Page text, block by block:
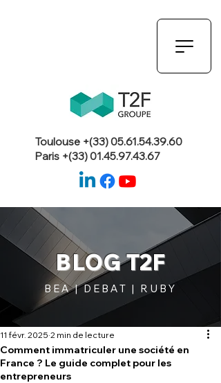
Toulouse +(33)05.61.54.39.60
Paris +(33)01.45.97.43.67
BLOG T2F
BEA | DEBAT | RUBY
Comment immatriculer une société en
France ? Le guide complet pour les
entrepreneurs
11 févr. 2025 2 min de lecture